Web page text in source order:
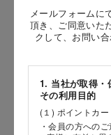
メールフォームに
頂き、ご同意いた
クして、お問い
1. 当社が取得・
その利用目的
(１) ポイントカ
・会員の方への
お問い合わせ時氏名
［名］
（全角で入力してく